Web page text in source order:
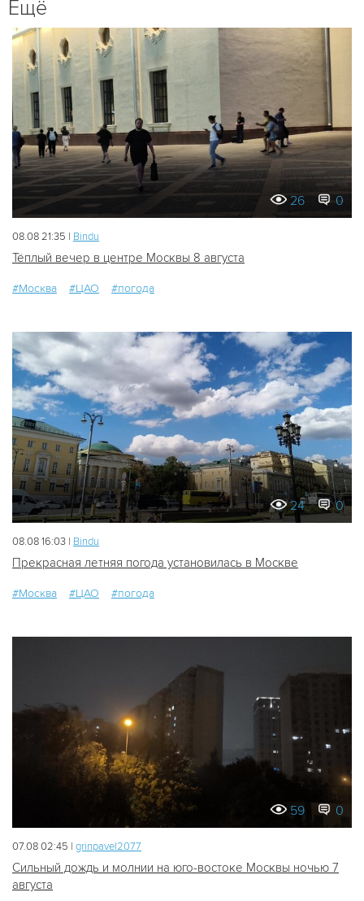
Ещё
26 0
08.08 21:35 | Bindu
Тёплый вечер в центре Москвы 8 августа
#Москва #ЦАО #погода
24 0
08.08 16:03 | Bindu
Прекрасная летняя погода установилась в Москве
#Москва #ЦАО #погода
59 0
07.08 02:45 | grinpavel2077
Сильный дождь и молнии на юго-востоке Москвы ночью 7
августа